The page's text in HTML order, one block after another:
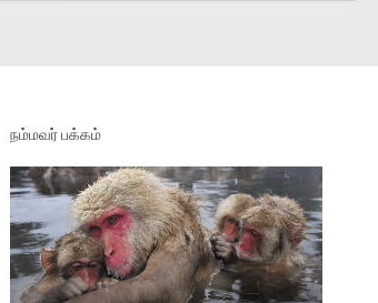
நம்மவர் பக்கம்